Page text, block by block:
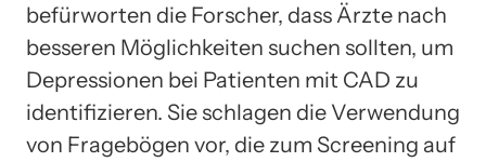
befürworten die Forscher, dass Ärzte nach
besseren Möglichkeiten suchen sollten, um
Depressionen bei Patienten mit CAD zu
identifizieren. Sie schlagen die Verwendung
von Fragebögen vor, die zum Screening auf